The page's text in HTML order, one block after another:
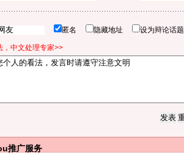
匿名 隐藏地址 设为辩论话题
，中文处理专家>>
推广服务